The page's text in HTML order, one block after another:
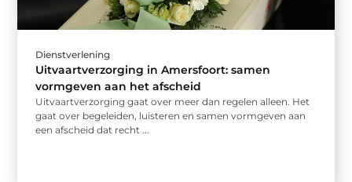
Dienstverlening
Uitvaartverzorging in Amersfoort: samen
vormgeven aan het afscheid
Uitvaartverzorging gaat over meer dan regelen alleen. Het
gaat over begeleiden, luisteren en samen vormgeven aan
een afscheid dat recht ...